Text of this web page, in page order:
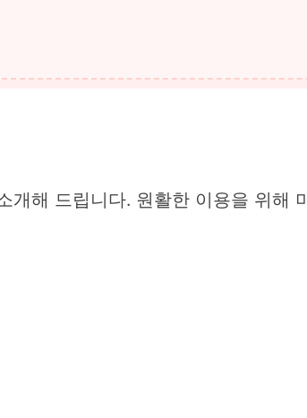
해 드립니다. 원활한 이용을 위해